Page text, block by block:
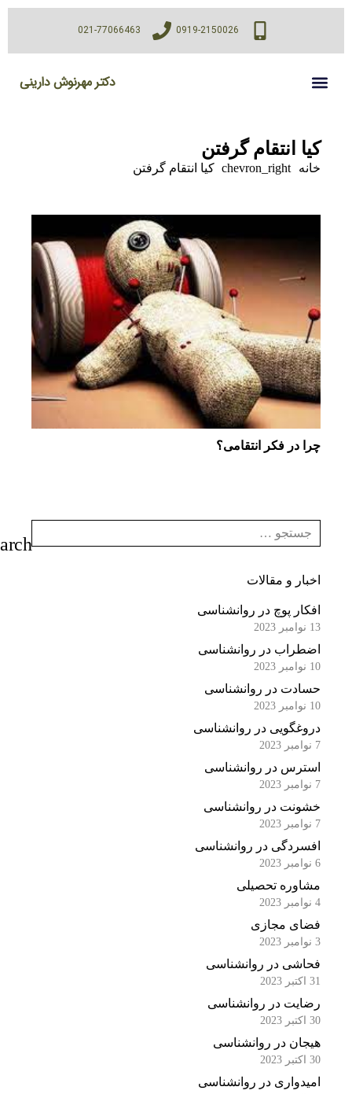
0919-2150026
021-77066463
دکتر مهرنوش دارینی
کیا انتقام گرفتن
chevron_right کیا انتقام گرفتن
چرا در فكر انتقامی؟
اخبار و مقالات
افکار پوچ در روانشناسی
اضطراب در روانشناسی
حسادت در روانشناسی
دروغگویی در روانشناسی
استرس در روانشناسی
خشونت در روانشناسی
افسردگی در روانشناسی
مشاوره تحصیلی
فضای مجازی
فحاشی در روانشناسی
رضایت در روانشناسی
هیجان در روانشناسی
امیدواری در روانشناسی